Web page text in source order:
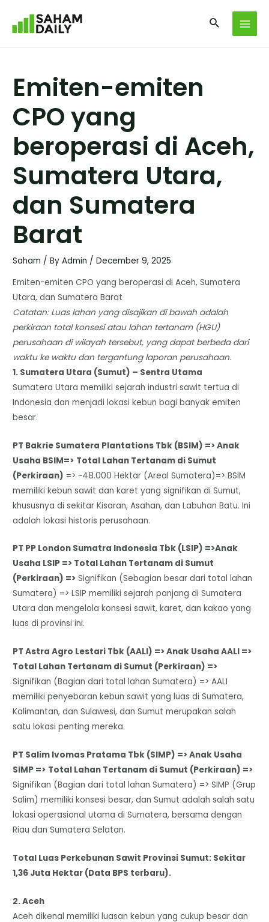
Emiten-emiten
CPO yang
beroperasi di Aceh,
Sumatera Utara,
dan Sumatera
Barat
Saham / ByAdmin /December 9, 2025
Emiten-emiten CPO yang beroperasi di Aceh, Sumatera
Utara, dan Sumatera Barat
Catatan: Luas lahan yang disajikan di bawah adalah
perkiraan total konsesi atau lahan tertanam (HGU)
perusahaan di wilayah tersebut, yang dapat berbeda dari
waktu ke waktu dan tergantung laporan perusahaan.
​1. Sumatera Utara (Sumut) – Sentra Utama
​Sumatera Utara memiliki sejarah industri sawit tertua di
Indonesia dan menjadi lokasi kebun bagi banyak emiten
besar.
PT Bakrie Sumatera Plantations Tbk (BSIM) => Anak
Usaha BSIM=> Total Lahan Tertanam di Sumut
(Perkiraan) => ~48.000 Hektar (Areal Sumatera)=> BSIM
memiliki kebun sawit dan karet yang signifikan di Sumut,
khususnya di sekitar Kisaran, Asahan, dan Labuhan Batu. Ini
adalah lokasi historis perusahaan.
PT PP London Sumatra Indonesia Tbk (LSIP) =>Anak
Usaha LSIP => Total Lahan Tertanam di Sumut
(Perkiraan) => Signifikan (Sebagian besar dari total lahan
Sumatera) => LSIP memiliki sejarah panjang di Sumatera
Utara dan mengelola konsesi sawit, karet, dan kakao yang
luas di provinsi ini.
PT Astra Agro Lestari Tbk (AALI) => Anak Usaha AALI =>
Total Lahan Tertanam di Sumut (Perkiraan) =>
Signifikan (Bagian dari total lahan Sumatera) => AALI
memiliki penyebaran kebun sawit yang luas di Sumatera,
Kalimantan, dan Sulawesi, dan Sumut merupakan salah
satu lokasi penting mereka.
PT Salim Ivomas Pratama Tbk (SIMP) => Anak Usaha
SIMP => Total Lahan Tertanam di Sumut (Perkiraan) =>
Signifikan (Bagian dari total lahan Sumatera) => SIMP (Grup
Salim) memiliki konsesi besar, dan Sumut adalah salah satu
lokasi operasional utama di Sumatera, bersama dengan
Riau dan Sumatera Selatan.
Total Luas Perkebunan Sawit Provinsi Sumut: Sekitar
1,36 Juta Hektar (Data BPS terbaru).
​2. Aceh
​Aceh dikenal memiliki luasan kebun yang cukup besar dan